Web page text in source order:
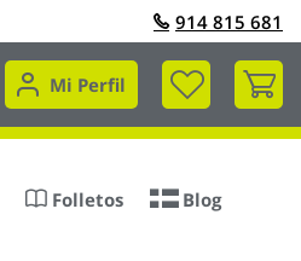
914 815 681
Mi Perfil
Mi
Folletos Blog